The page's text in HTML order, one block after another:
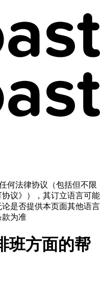
何法律协议（包括但不限
议》），其订立语言可能
是否提供本页面其他语言
款为准
班方面的帮